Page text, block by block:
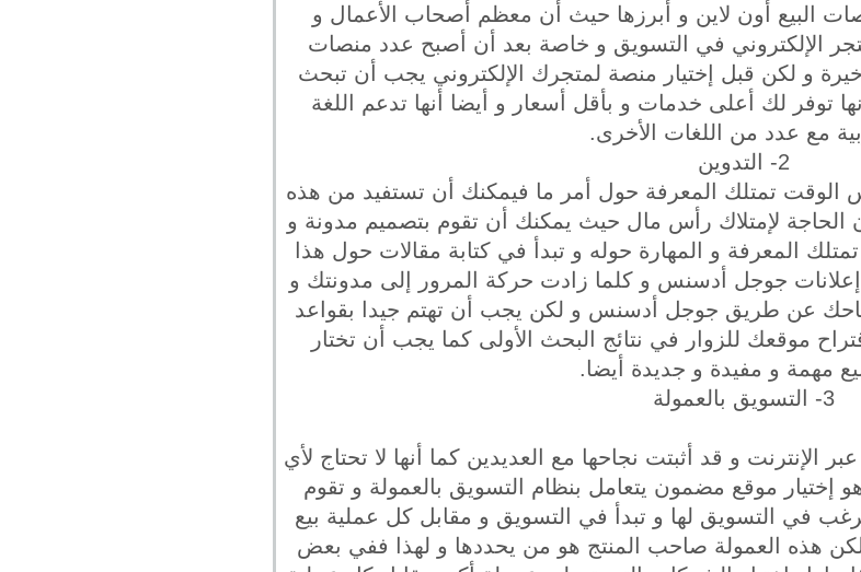
البيع أون لاين و أبرزها حيث أن معظم أصحاب الأعمال و
الإلكتروني في التسويق و خاصة بعد أن أصبح عدد منصات
و لكن قبل إختيار منصة لمتجرك الإلكتروني يجب أن تبحث
توفر لك أعلى خدمات و بأقل أسعار و أيضا أنها تدعم اللغة
مع عدد من اللغات الأخرى.
2- التدوين
الوقت تمتلك المعرفة حول أمر ما فيمكنك أن تستفيد من هذه
الحاجة لإمتلاك رأس مال حيث يمكنك أن تقوم بتصميم مدونة و
المعرفة و المهارة حوله و تبدأ في كتابة مقالات حول هذا
إعلانات جوجل أدسنس و كلما زادت حركة المرور إلى مدونتك و
عن طريق جوجل أدسنس و لكن يجب أن تهتم جيدا بقواعد
موقعك للزوار في نتائج البحث الأولى كما يجب أن تختار
مهمة و مفيدة و جديدة أيضا.
3- التسويق بالعمولة
الإنترنت و قد أثبتت نجاحها مع العديدين كما أنها لا تحتاج لأي
موقع مضمون يتعامل بنظام التسويق بالعمولة و تقوم
في التسويق لها و تبدأ في التسويق و مقابل كل عملية بيع
هذه العمولة صاحب المنتج هو من يحددها و لهذا ففي بعض